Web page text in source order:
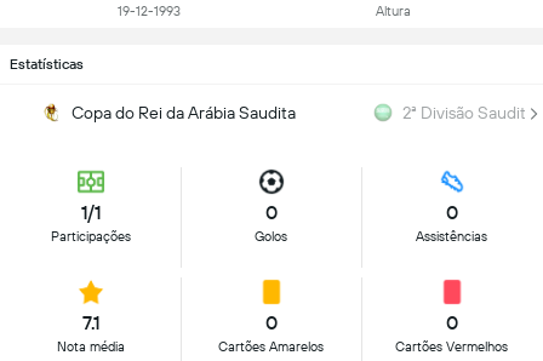
19-12-1993 Altura
Estatísticas
Copa do Rei da Arábia Saudita 2ª Divisão Saudita
1/1
Participações
0
Golos
0
Assistências
7.1
Nota média
0
Cartões Amarelos
0
Cartões Vermelhos